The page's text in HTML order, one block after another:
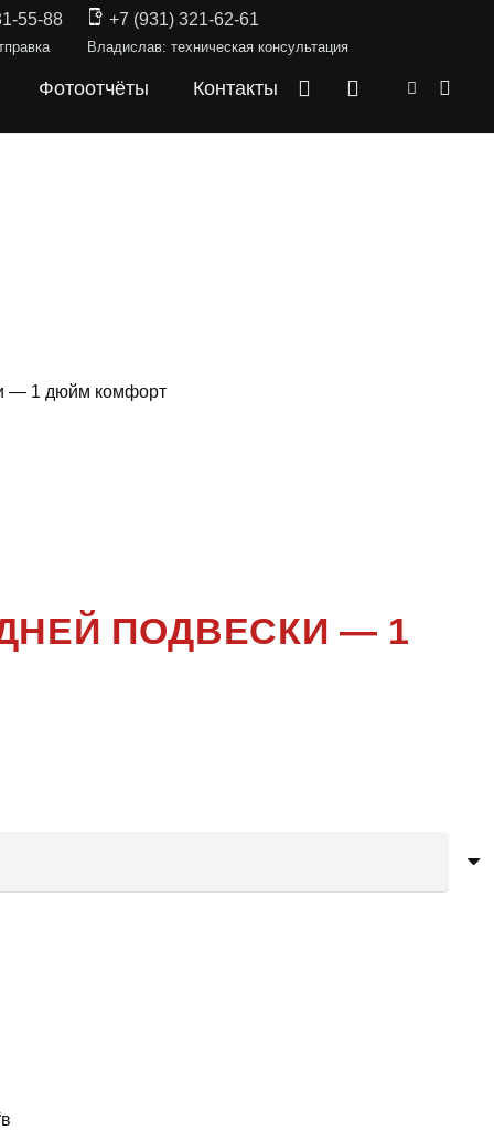
55-88 +7 (931) 321-62-61
Владислав: техническая консультация
Фотоотчёты Контакты
— 1 дюйм комфорт
ПОДВЕСКИ — 1